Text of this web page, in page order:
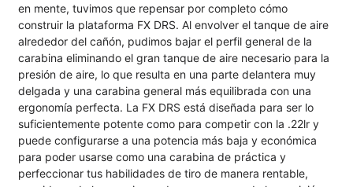
en mente, tuvimos que repensar por completo cómo
construir la plataforma FX DRS. Al envolver el tanque de aire
alrededor del cañón, pudimos bajar el perfil general de la
carabina eliminando el gran tanque de aire necesario para la
presión de aire, lo que resulta en una parte delantera muy
delgada y una carabina general más equilibrada con una
ergonomía perfecta. La FX DRS está diseñada para ser lo
suficientemente potente como para competir con la .22lr y
puede configurarse a una potencia más baja y económica
para poder usarse como una carabina de práctica y
perfeccionar tus habilidades de tiro de manera rentable,